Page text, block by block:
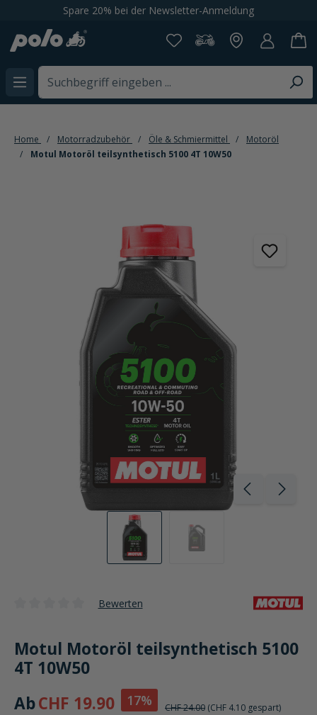
springen
bei der Newsletter-Anmeldung
Home Motorradzubehör Öle & Schmiermittel
Motoröl
Motul Motoröl teilsynthetisch 5100 4T 10W50
Bildergalerie überspringen
Bewerten
Motul Motoröl teilsynthetisch 5100
4T 10W50
AbCHF 19.90 17% CHF 24.00 (CHF 4.10 gespart)